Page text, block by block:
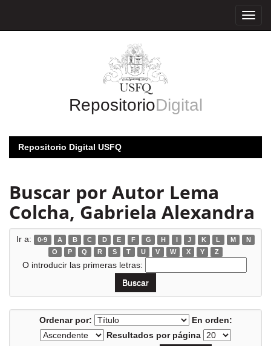
RepositorioDigital
Repositorio Digital USFQ
Buscar por Autor Lema
Colcha, Gabriela Alexandra
Ir a: 0-9 A B C D E F G H I J K L M
N
O
P Q R S T U V W X Y Z
O introducir las primeras letras:
Ordenar por:
En orden:
Resultados por página